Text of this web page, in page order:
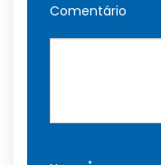
Comentário